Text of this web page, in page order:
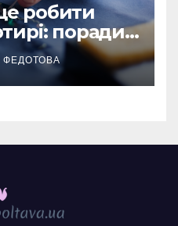
робити
поради
2026
ФЕДОТОВА